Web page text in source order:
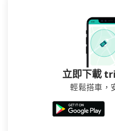
立即下載
輕鬆搭車，